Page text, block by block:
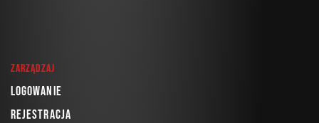
Zarządzaj
Logowanie
Rejestracja